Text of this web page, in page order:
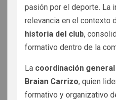
pasión por el deporte. La
relevancia en el contexto
historia del club,
formativo dentro de la
La coordinación general
Braian Carrizo, quien
formativo y organizativo